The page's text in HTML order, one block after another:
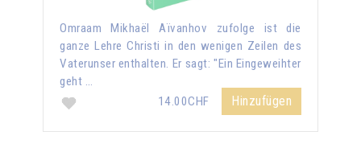
Omraam Mikhaël Aïvanhov zufolge ist die
ganze Lehre Christi in den wenigen Zeilen des
Vaterunser enthalten. Er sagt: "Ein Eingeweihter
geht …
14.00CHF
Hinzufügen